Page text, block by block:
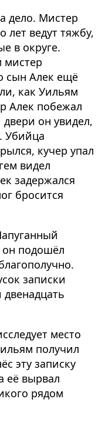
дело. Мистер
ведут тяжбу,
в округе.
мистер
сын Алек ещё
как Уильям
Алек побежал
он увидел,
Убийца
кучер упал
видел
задержался
бросится
он подошёл
записки
двенадцать
место
получил
эту записку
её вырвал
рядом